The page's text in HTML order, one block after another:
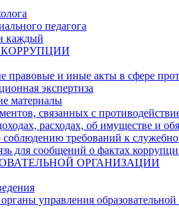
педагога
каждый
правовые и иные акты в сфере
экспертиза
материалы
связанных с
расходах, об имуществе и
требований к
для сообщений о фактах
ОРГАНИЗАЦИИ
управления